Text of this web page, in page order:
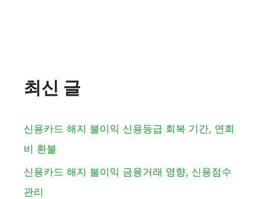
최신 글
신용카드 해지 불이익 신용등급 회복 기간, 연회
비 환불
신용카드 해지 불이익 금융거래 영향, 신용점수
관리